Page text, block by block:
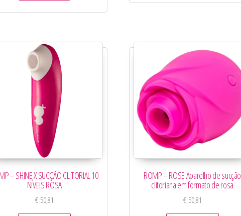
– SHINE X SUCÇÃO CLITORIAL 10
NÍVEIS ROSA
€50,81
ROMP – ROSE Aparelho de sucção
clitoriana em formato de rosa
€50,81